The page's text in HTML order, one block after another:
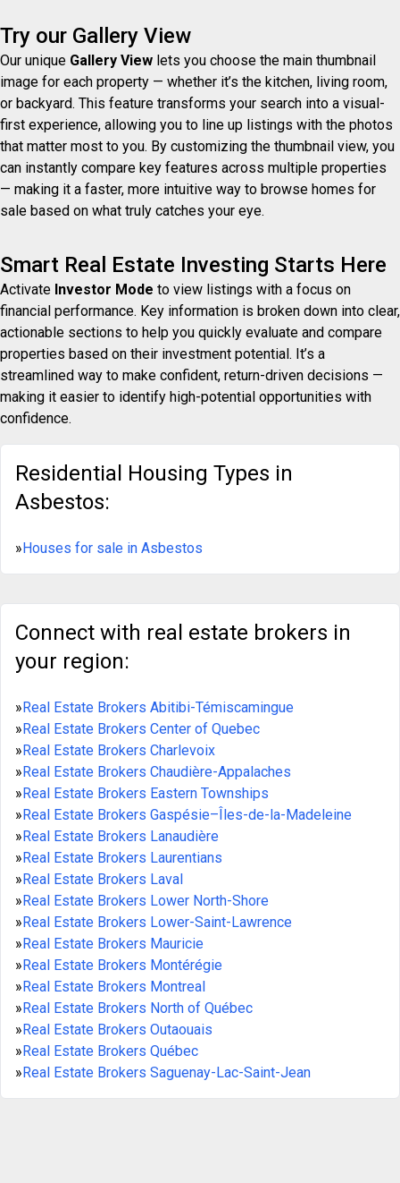
Try our Gallery View
Our unique Gallery View lets you choose the main thumbnail
image for each property — whether it’s the kitchen, living room,
or backyard. This feature transforms your search into a visual-
first experience, allowing you to line up listings with the photos
that matter most to you. By customizing the thumbnail view, you
can instantly compare key features across multiple properties
— making it a faster, more intuitive way to browse homes for
sale based on what truly catches your eye.
Smart Real Estate Investing Starts Here
Activate Investor Mode to view listings with a focus on
financial performance. Key information is broken down into clear,
actionable sections to help you quickly evaluate and compare
properties based on their investment potential. It’s a
streamlined way to make confident, return-driven decisions —
making it easier to identify high-potential opportunities with
confidence.
Residential Housing Types in
Asbestos:
» Houses for sale in Asbestos
Connect with real estate brokers in
your region:
» Real Estate Brokers Abitibi-Témiscamingue
» Real Estate Brokers Center of Quebec
» Real Estate Brokers Charlevoix
» Real Estate Brokers Chaudière-Appalaches
» Real Estate Brokers Eastern Townships
» Real Estate Brokers Gaspésie–Îles-de-la-Madeleine
» Real Estate Brokers Lanaudière
» Real Estate Brokers Laurentians
» Real Estate Brokers Laval
» Real Estate Brokers Lower North-Shore
» Real Estate Brokers Lower-Saint-Lawrence
» Real Estate Brokers Mauricie
» Real Estate Brokers Montérégie
» Real Estate Brokers Montreal
» Real Estate Brokers North of Québec
» Real Estate Brokers Outaouais
» Real Estate Brokers Québec
» Real Estate Brokers Saguenay-Lac-Saint-Jean